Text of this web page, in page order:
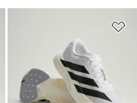
Ajouter à la Liste de produits